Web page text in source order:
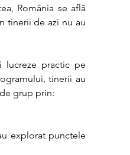
România se află
tinerii de azi nu au
lucreze practic pe
tinerii au
grup prin:
explorat punctele